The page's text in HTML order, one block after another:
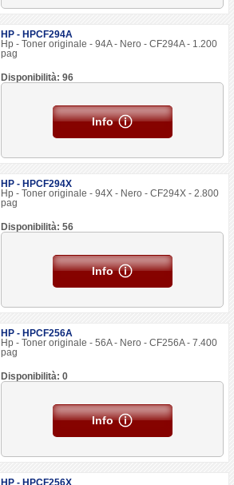
HP - HPCF294A
Hp - Toner originale - 94A - Nero - CF294A - 1.200
pag
Disponibilità: 96
Info
HP - HPCF294X
Hp - Toner originale - 94X - Nero - CF294X - 2.800
pag
Disponibilità: 56
Info
HP - HPCF256A
Hp - Toner originale - 56A - Nero - CF256A - 7.400
pag
Disponibilità: 0
Info
HP - HPCF256X